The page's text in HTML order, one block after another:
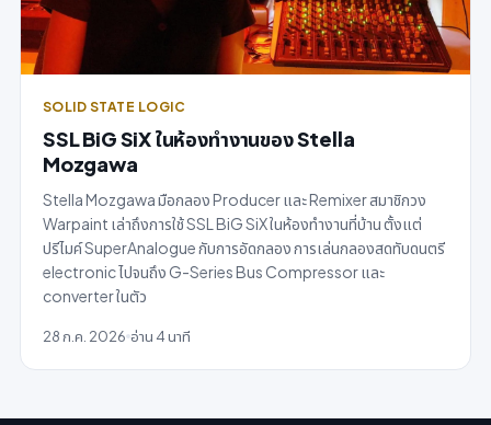
SOLID STATE LOGIC
SSL BiG SiX ในห้องทำงานของ Stella
Mozgawa
Stella Mozgawa มือกลอง Producer และ Remixer สมาชิกวง
Warpaint เล่าถึงการใช้ SSL BiG SiX ในห้องทำงานที่บ้าน ตั้งแต่
ปรีไมค์ SuperAnalogue กับการอัดกลอง การเล่นกลองสดทับดนตรี
electronic ไปจนถึง G-Series Bus Compressor และ
converter ในตัว
28 ก.ค. 2026 อ่าน 4 นาที